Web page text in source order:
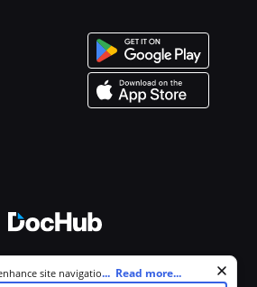
los derechos reservados.
site navigation and personalize
... Read more...